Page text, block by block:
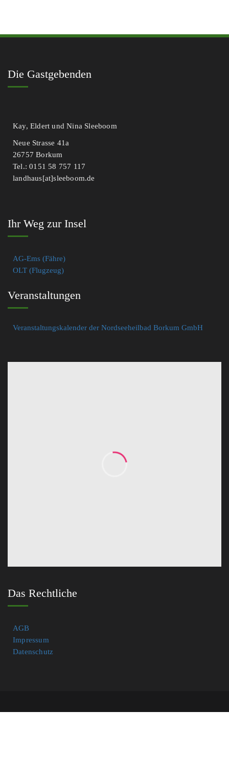
Die Gastgebenden
Kay, Eldert und Nina Sleeboom
Neue Strasse 41a
26757 Borkum
Tel.: 0151 58 757 117
landhaus[at]sleeboom.de
Ihr Weg zur Insel
AG-Ems (Fähre)
OLT (Flugzeug)
Veranstaltungen
Veranstaltungskalender der Nordseeheilbad Borkum GmbH
Das Rechtliche
AGB
Impressum
Datenschutz